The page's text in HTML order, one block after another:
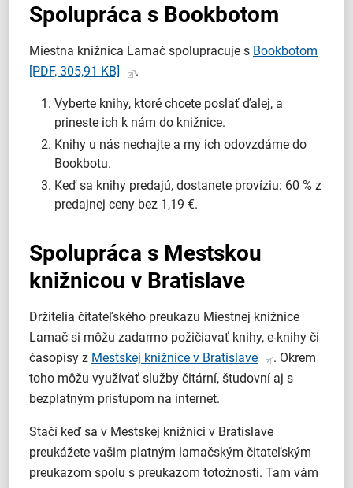
Spolupráca s Bookbotom
Miestna knižnica Lamač spolupracuje s Bookbotom
[PDF, 305,91 KB]
.
Vyberte knihy, ktoré chcete poslať ďalej, a
prineste ich k nám do knižnice.
Knihy u nás nechajte a my ich odovzdáme do
Bookbotu.
Keď sa knihy predajú, dostanete províziu: 60 % z
predajnej ceny bez 1,19 €.
Spolupráca s Mestskou
knižnicou v Bratislave
Držitelia čitateľského preukazu Miestnej knižnice
Lamač si môžu zadarmo požičiavať knihy, e-knihy či
časopisy z Mestskej knižnice v Bratislave
. Okrem
toho môžu využívať služby čitární, študovní aj s
bezplatným prístupom na internet.
Stačí keď sa v Mestskej knižnici v Bratislave
preukážete vašim platným lamačským čitateľským
preukazom spolu s preukazom totožnosti. Tam vám